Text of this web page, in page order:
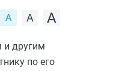
и другим
по его